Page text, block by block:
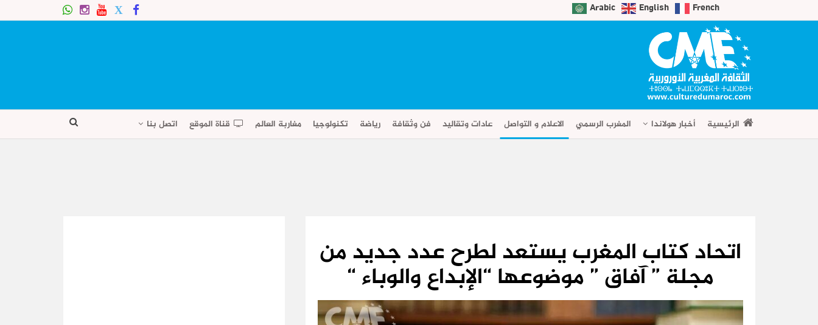
Arabic English French
الرئيسية أخبار هولاندا المغرب الرسمي الاعلام و التواصل عادات وتقاليد فن وثقافة رياضة تكنولوجيا مغاربة العالم قناة الموقع اتصل بنا
اتحاد كتاب المغرب يستعد لطرح عدد جديد من
مجلة ” آفاق ” موضوعها “الإبداع والوباء “